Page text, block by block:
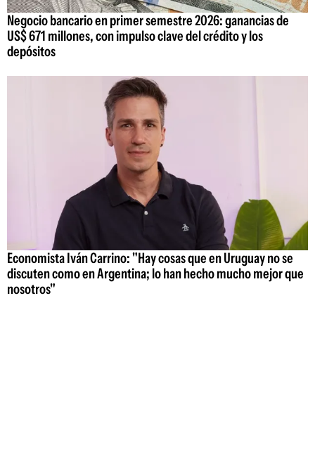
Negocio bancario en primer semestre 2026: ganancias de
US$ 671 millones, con impulso clave del crédito y los
depósitos
Economista Iván Carrino: "Hay cosas que en Uruguay no se
discuten como en Argentina; lo han hecho mucho mejor que
nosotros"